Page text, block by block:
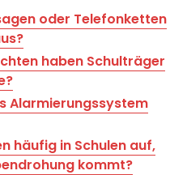
oder Telefonketten
haben Schulträger
Alarmierungssystem
häufig in Schulen auf,
kommt?